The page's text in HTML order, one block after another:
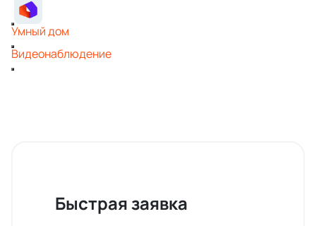
Умный дом
Видеонаблюдение
Быстрая заявка